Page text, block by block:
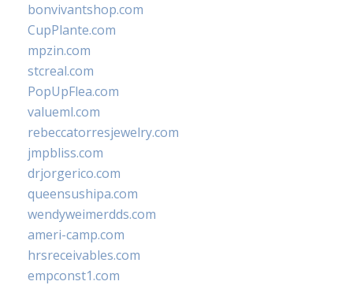
bonvivantshop.com
CupPlante.com
mpzin.com
stcreal.com
PopUpFlea.com
valueml.com
rebeccatorresjewelry.com
jmpbliss.com
drjorgerico.com
queensushipa.com
wendyweimerdds.com
ameri-camp.com
hrsreceivables.com
empconst1.com